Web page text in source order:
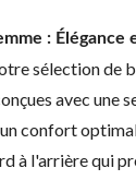
:
sélection de
avec une
confort
à l'arrière qui